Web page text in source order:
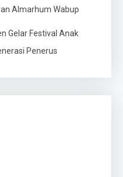
Almarhum Wabup
Gelar Festival Anak
Penerus